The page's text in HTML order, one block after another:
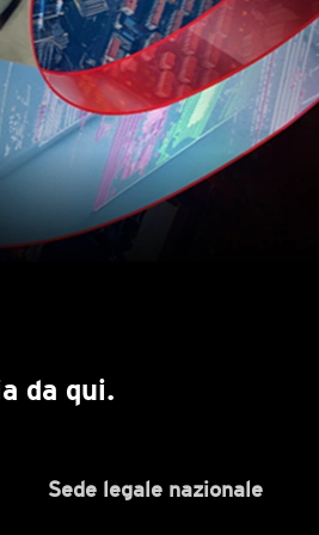
da qui.
Sede legale nazionale